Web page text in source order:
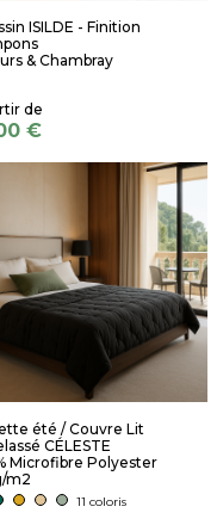
ISILDE - Finition
& Chambray
€
été / Couvre Lit
CÉLESTE
Microfibre Polyester
m2
11 coloris